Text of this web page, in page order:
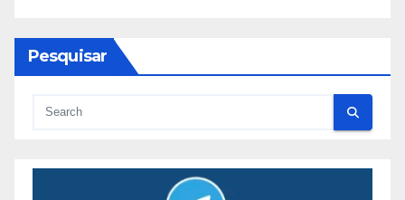
Pesquisar